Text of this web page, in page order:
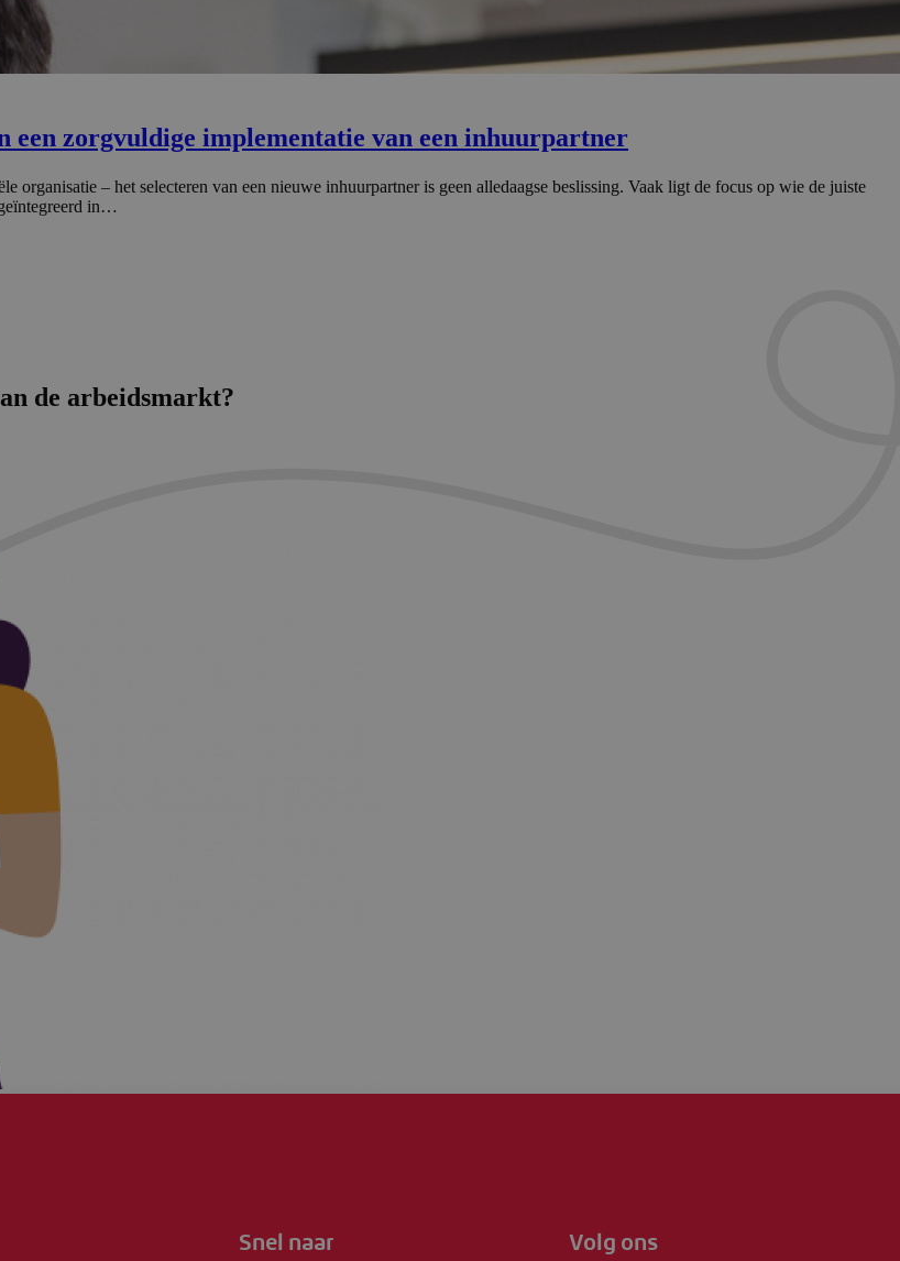
een zorgvuldige implemen­tatie van een inhuurpartner
– het selecteren van een nieuwe inhuurpartner is geen alledaagse beslissing. Vaak ligt de focus op wie de juiste
in…
de arbeidsmarkt?
Snel naar Volg ons